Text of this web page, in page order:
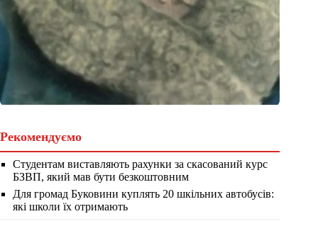
Рекомендуємо
Студентам виставляють рахунки за скасований курс
БЗВП, який мав бути безкоштовним
Для громад Буковини куплять 20 шкільних автобусів:
які школи їх отримають